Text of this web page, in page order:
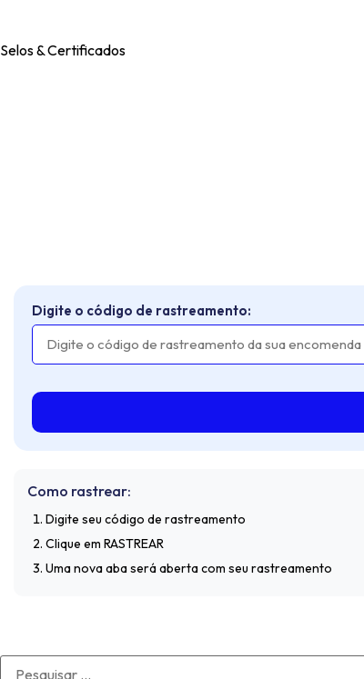
Selos & Certificados
Digite o código de rastreamento:
Como rastrear:
Digite seu código de rastreamento
Clique em RASTREAR
Uma nova aba será aberta com seu rastreamento